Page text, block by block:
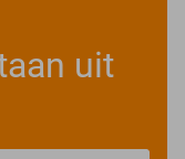
uit